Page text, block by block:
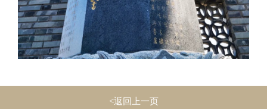
<返回上一页